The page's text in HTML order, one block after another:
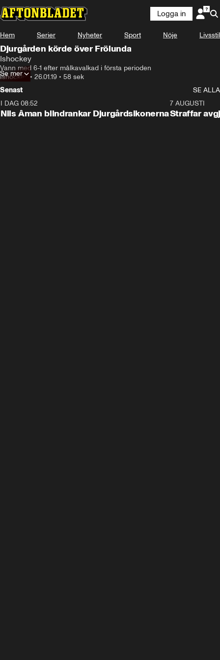
Logga in
Hem Serier Nyheter Sport Nöje Livsstil
Djurgården körde över Frölunda
Ishockey
Vann med 6-1 efter målkavalkad i första perioden
Ishockey• 26.01.19 • 58 sek
Se mer
Senast
SE ALLA
I DAG 08:52
Nils Åman blindrankar Djurgårdsikonerna
7 AUGUSTI
Straffar